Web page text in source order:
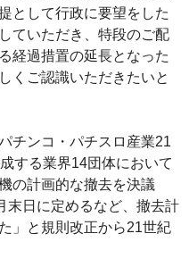
として行政に要望をした
ていただき、特段のご配
経過措置の延長となった
くご認識いただきたいと
チンコ・パチスロ産業21
する業界14団体において
の計画的な撤去を決議
末日に定めるなど、撤去計
」と規則改正から21世紀